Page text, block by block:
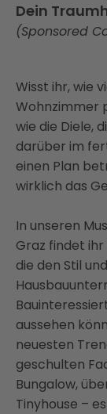
Dein
(Sponsored
Wisst ihr, wie
Wohnzimmer
wie die Diele,
darüber im
einen Plan
wirklich das
In unseren
Graz findet
die den Stil
aussehen
neuesten
geschulten
Bungalow,
Tinyhouse –